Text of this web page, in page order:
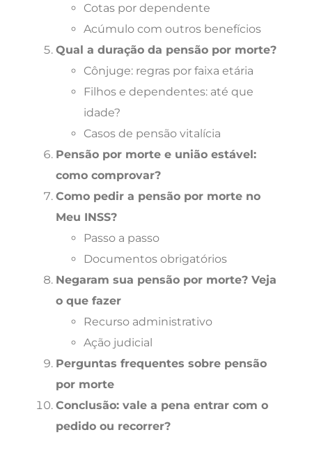
Cotas por dependente
Acúmulo com outros benefícios
Qual a duração da pensão por morte?
Cônjuge: regras por faixa etária
Filhos e dependentes: até que
idade?
Casos de pensão vitalícia
Pensão por morte e união estável:
como comprovar?
Como pedir a pensão por morte no
Meu INSS?
Passo a passo
Documentos obrigatórios
Negaram sua pensão por morte? Veja
o que fazer
Recurso administrativo
Ação judicial
Perguntas frequentes sobre pensão
por morte
Conclusão: vale a pena entrar com o
pedido ou recorrer?